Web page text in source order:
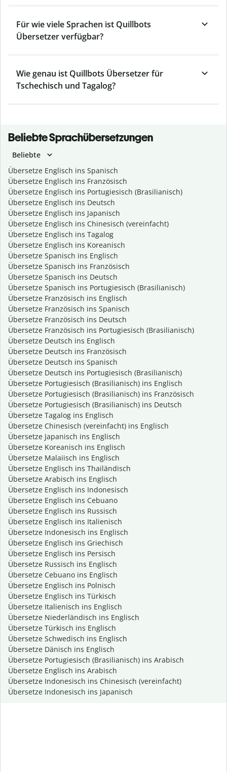
Für wie viele Sprachen ist Quillbots
Übersetzer verfügbar?
Wie genau ist Quillbots Übersetzer für
Tschechisch und Tagalog?
Beliebte Sprachübersetzungen
Beliebte
Übersetze Englisch ins Spanisch
Übersetze Englisch ins Französisch
Übersetze Englisch ins Portugiesisch (Brasilianisch)
Übersetze Englisch ins Deutsch
Übersetze Englisch ins Japanisch
Übersetze Englisch ins Chinesisch (vereinfacht)
Übersetze Englisch ins Tagalog
Übersetze Englisch ins Koreanisch
Übersetze Spanisch ins Englisch
Übersetze Spanisch ins Französisch
Übersetze Spanisch ins Deutsch
Übersetze Spanisch ins Portugiesisch (Brasilianisch)
Übersetze Französisch ins Englisch
Übersetze Französisch ins Spanisch
Übersetze Französisch ins Deutsch
Übersetze Französisch ins Portugiesisch (Brasilianisch)
Übersetze Deutsch ins Englisch
Übersetze Deutsch ins Französisch
Übersetze Deutsch ins Spanisch
Übersetze Deutsch ins Portugiesisch (Brasilianisch)
Übersetze Portugiesisch (Brasilianisch) ins Englisch
Übersetze Portugiesisch (Brasilianisch) ins Französisch
Übersetze Portugiesisch (Brasilianisch) ins Deutsch
Übersetze Tagalog ins Englisch
Übersetze Chinesisch (vereinfacht) ins Englisch
Übersetze Japanisch ins Englisch
Übersetze Koreanisch ins Englisch
Übersetze Malaiisch ins Englisch
Übersetze Englisch ins Thailändisch
Übersetze Arabisch ins Englisch
Übersetze Englisch ins Indonesisch
Übersetze Englisch ins Cebuano
Übersetze Englisch ins Russisch
Übersetze Englisch ins Italienisch
Übersetze Indonesisch ins Englisch
Übersetze Englisch ins Griechisch
Übersetze Englisch ins Persisch
Übersetze Russisch ins Englisch
Übersetze Cebuano ins Englisch
Übersetze Englisch ins Polnisch
Übersetze Englisch ins Türkisch
Übersetze Italienisch ins Englisch
Übersetze Niederländisch ins Englisch
Übersetze Türkisch ins Englisch
Übersetze Schwedisch ins Englisch
Übersetze Dänisch ins Englisch
Übersetze Portugiesisch (Brasilianisch) ins Arabisch
Übersetze Englisch ins Arabisch
Übersetze Indonesisch ins Chinesisch (vereinfacht)
Übersetze Indonesisch ins Japanisch